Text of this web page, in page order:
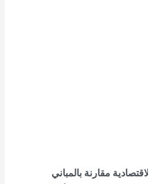
مقارنة بالمباني